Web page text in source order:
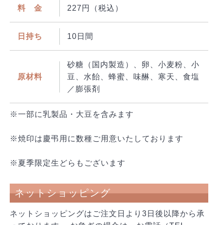
料 金 227円（税込）
日持ち 10日間
原材料
砂糖（国内製造）、卵、小麦粉、小
豆、水飴、蜂蜜、味醂、寒天、食塩
／膨張剤
※一部に乳製品・大豆を含みます
※焼印は慶弔用に数種ご用意いたしております
※夏季限定生どらもございます
ネットショッピング
ネットショッピングはご注文日より3日後以降から承